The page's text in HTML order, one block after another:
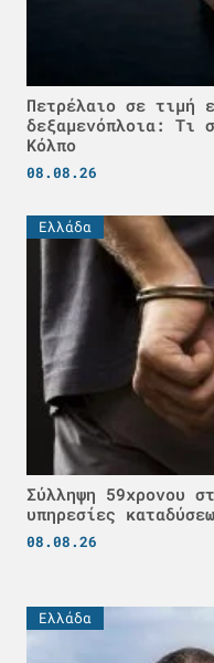
Πετρέλαιο σε τιμή
δεξαμενόπλοια: Τι
Κόλπο
08.08.26
Ελλάδα
Σύλληψη 59χρονου
υπηρεσίες
08.08.26
Ελλάδα